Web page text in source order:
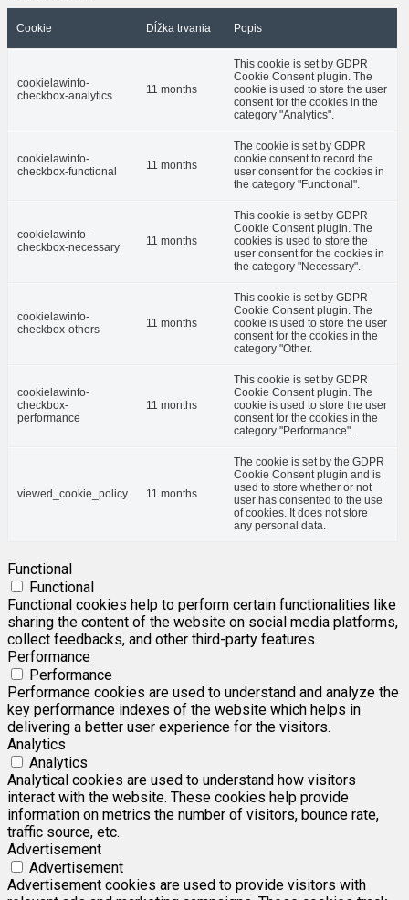
Cookie Dĺžka trvania Popis
cookielawinfo-
checkbox-analytics
11 months
This cookie is set by GDPR
Cookie Consent plugin. The
cookie is used to store the user
consent for the cookies in the
category "Analytics".
cookielawinfo-
checkbox-functional
11 months
The cookie is set by GDPR
cookie consent to record the
user consent for the cookies in
the category "Functional".
cookielawinfo-
checkbox-necessary
11 months
This cookie is set by GDPR
Cookie Consent plugin. The
cookies is used to store the
user consent for the cookies in
the category "Necessary".
cookielawinfo-
checkbox-others
11 months
This cookie is set by GDPR
Cookie Consent plugin. The
cookie is used to store the user
consent for the cookies in the
category "Other.
cookielawinfo-
checkbox-
performance
11 months
This cookie is set by GDPR
Cookie Consent plugin. The
cookie is used to store the user
consent for the cookies in the
category "Performance".
viewed_cookie_policy 11 months
The cookie is set by the GDPR
Cookie Consent plugin and is
used to store whether or not
user has consented to the use
of cookies. It does not store
any personal data.
Functional
Functional
Functional cookies help to perform certain functionalities like
sharing the content of the website on social media platforms,
collect feedbacks, and other third-party features.
Performance
Performance
Performance cookies are used to understand and analyze the
key performance indexes of the website which helps in
delivering a better user experience for the visitors.
Analytics
Analytics
Analytical cookies are used to understand how visitors
interact with the website. These cookies help provide
information on metrics the number of visitors, bounce rate,
traffic source, etc.
Advertisement
Advertisement
Advertisement cookies are used to provide visitors with